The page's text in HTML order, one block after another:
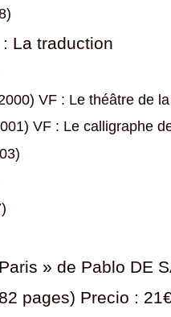
La traduction
VF : Le théâtre de
VF : Le calligraphe
» de Pablo DE
pages) Precio :